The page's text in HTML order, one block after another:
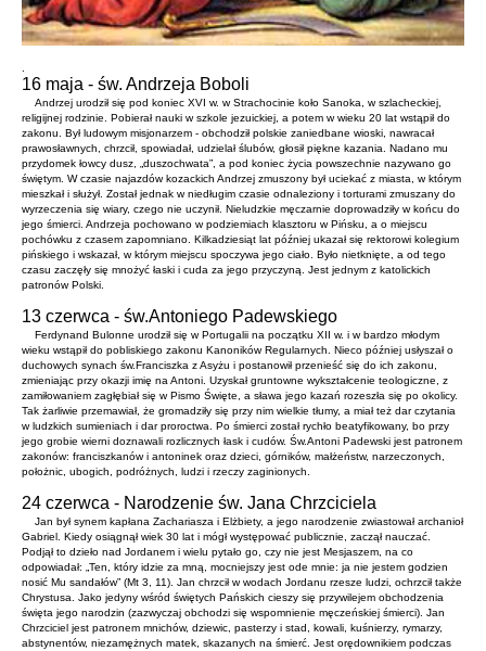
16 maja - św. Andrzeja Boboli
Andrzej urodził się pod koniec XVI w. w Strachocinie koło Sanoka, w szlacheckiej,
religijnej rodzinie. Pobierał nauki w szkole jezuickiej, a potem w wieku 20 lat wstąpił do
zakonu. Był ludowym misjonarzem - obchodził polskie zaniedbane wioski, nawracał
prawosławnych, chrzcił, spowiadał, udzielał ślubów, głosił piękne kazania. Nadano mu
przydomek łowcy dusz, „duszochwata”, a pod koniec życia powszechnie nazywano go
świętym. W czasie najazdów kozackich Andrzej zmuszony był uciekać z miasta, w którym
mieszkał i służył. Został jednak w niedługim czasie odnaleziony i torturami zmuszany do
wyrzeczenia się wiary, czego nie uczynił. Nieludzkie męczarnie doprowadziły w końcu do
jego śmierci. Andrzeja pochowano w podziemiach klasztoru w Pińsku, a o miejscu
pochówku z czasem zapomniano. Kilkadziesiąt lat później ukazał się rektorowi kolegium
pińskiego i wskazał, w którym miejscu spoczywa jego ciało. Było nietknięte, a od tego
czasu zaczęły się mnożyć łaski i cuda za jego przyczyną. Jest jednym z katolickich
patronów Polski.
13 czerwca - św.Antoniego Padewskiego
Ferdynand Bulonne urodził się w Portugalii na początku XII w. i w bardzo młodym
wieku wstąpił do pobliskiego zakonu Kanoników Regularnych. Nieco później usłyszał o
duchowych synach św.Franciszka z Asyżu i postanowił przenieść się do ich zakonu,
zmieniając przy okazji imię na Antoni. Uzyskał gruntowne wykształcenie teologiczne, z
zamiłowaniem zagłębiał się w Pismo Święte, a sława jego kazań rozeszła się po okolicy.
Tak żarliwie przemawiał, że gromadziły się przy nim wielkie tłumy, a miał też dar czytania
w ludzkich sumieniach i dar proroctwa. Po śmierci został rychło beatyfikowany, bo przy
jego grobie wierni doznawali rozlicznych łask i cudów. Św.Antoni Padewski jest patronem
zakonów: franciszkanów i antoninek oraz dzieci, górników, małżeństw, narzeczonych,
położnic, ubogich, podróżnych, ludzi i rzeczy zaginionych.
24 czerwca - Narodzenie św. Jana Chrzciciela
Jan był synem kapłana Zachariasza i Elżbiety, a jego narodzenie zwiastował archanioł
Gabriel. Kiedy osiągnął wiek 30 lat i mógł występować publicznie, zaczął nauczać.
Podjął to dzieło nad Jordanem i wielu pytało go, czy nie jest Mesjaszem, na co
odpowiadał: „Ten, który idzie za mną, mocniejszy jest ode mnie: ja nie jestem godzien
nosić Mu sandałów” (Mt 3, 11). Jan chrzcił w wodach Jordanu rzesze ludzi, ochrzcił także
Chrystusa. Jako jedyny wśród świętych Pańskich cieszy się przywilejem obchodzenia
święta jego narodzin (zazwyczaj obchodzi się wspomnienie męczeńskiej śmierci). Jan
Chrzciciel jest patronem mnichów, dziewic, pasterzy i stad, kowali, kuśnierzy, rymarzy,
abstynentów, niezamężnych matek, skazanych na śmierć. Jest orędownikiem podczas